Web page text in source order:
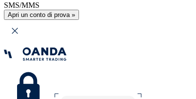
SMS/MMS
Apri un conto di prova »